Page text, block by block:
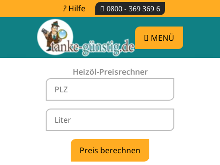
Hilfe 0800 - 369 369 6
MENÜ
Heizöl-Preisrechner
Heizölpreise Weilen unter den Rinnen -
vergleichen & günstig tanken